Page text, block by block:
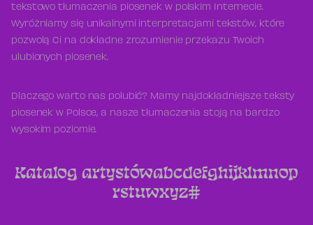
tekstowo tłumaczenia piosenek w polskim Internecie.
Wyróżniamy się unikalnymi interpretacjami tekstów, które
pozwolą Ci na dokładne zrozumienie przekazu Twoich
ulubionych piosenek.
Dlaczego warto nas polubić? Mamy najdokładniejsze teksty
piosenek w Polsce, a nasze tłumaczenia stoją na bardzo
wysokim poziomie.
Katalog artystówabcdefghijklmnop
rstuwxyz#